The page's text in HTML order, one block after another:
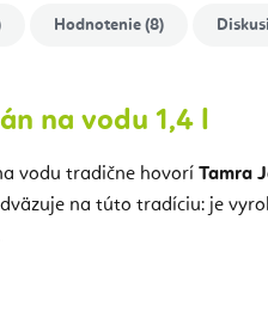
Hodnotenie (8)
na vodu 1,4 l
vodu tradične hovorí Tamra
na túto tradíciu: je